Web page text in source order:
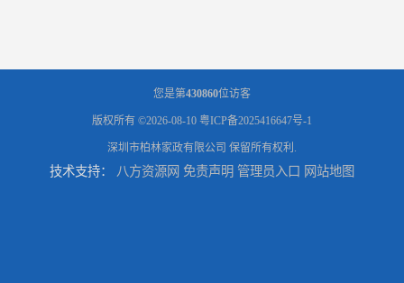
您是第430860位访客
版权所有 ©2026-08-10 粤ICP备2025416647号-1
深圳市柏林家政有限公司 保留所有权利.
技术支持： 八方资源网 免责声明 管理员入口 网站地图